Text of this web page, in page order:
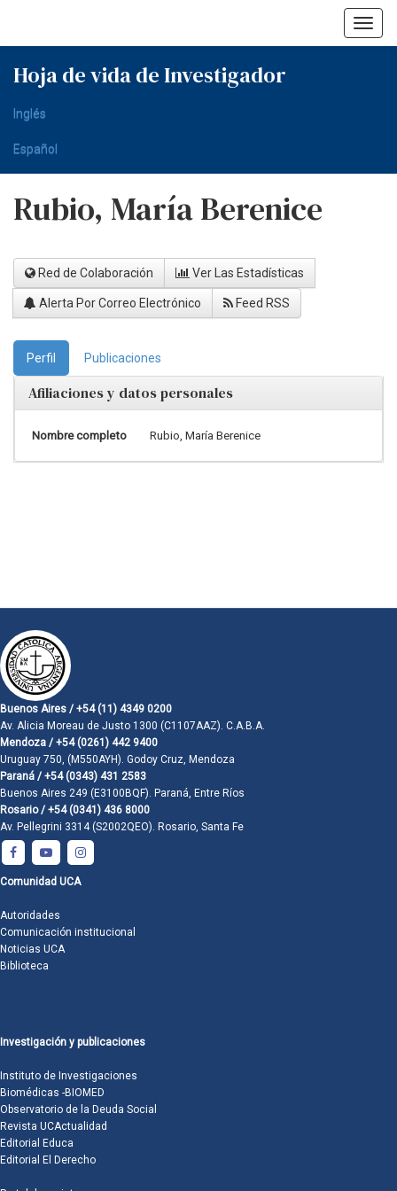
Hoja de vida de Investigador
Inglés
Español
Rubio, María Berenice
Red de Colaboración Ver Las Estadísticas
Alerta Por Correo Electrónico Feed RSS
Perfil Publicaciones
Afiliaciones y datos personales
Nombre completo Rubio, María Berenice
Buenos Aires / +54 (11) 4349 0200
Av. Alicia Moreau de Justo 1300 (C1107AAZ). C.A.B.A.
Mendoza / +54 (0261) 442 9400
Uruguay 750, (M550AYH). Godoy Cruz, Mendoza
Paraná / +54 (0343) 431 2583
Buenos Aires 249 (E3100BQF). Paraná, Entre Ríos
Rosario / +54 (0341) 436 8000
Av. Pellegrini 3314 (S2002QEO). Rosario, Santa Fe
Comunidad UCA
Autoridades
Comunicación institucional
Noticias UCA
Biblioteca
Investigación y publicaciones
Instituto de Investigaciones
Biomédicas -BIOMED
Observatorio de la Deuda Social
Revista UCActualidad
Editorial Educa
Editorial El Derecho